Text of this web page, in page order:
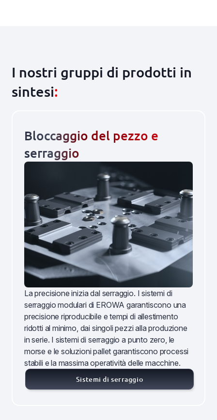
I nostri gruppi di prodotti in
sintesi:
Bloccaggio del pezzo e
serraggio
La precisione inizia dal serraggio. I sistemi di
serraggio modulari di EROWA garantiscono una
precisione riproducibile e tempi di allestimento
ridotti al minimo, dai singoli pezzi alla produzione
in serie. I sistemi di serraggio a punto zero, le
morse e le soluzioni pallet garantiscono processi
stabili e la massima operatività delle macchine.
Sistemi di serraggio